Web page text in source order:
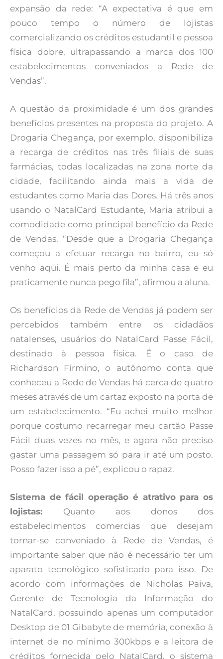
expansão da rede: “A expectativa é que em
pouco tempo o número de lojistas
comercializando os créditos estudantil e pessoa
física dobre, ultrapassando a marca dos 100
estabelecimentos conveniados a Rede de
Vendas”.
A questão da proximidade é um dos grandes
benefícios presentes na proposta do projeto. A
Drogaria Chegança, por exemplo, disponibiliza
a recarga de créditos nas três filiais de suas
farmácias, todas localizadas na zona norte da
cidade, facilitando ainda mais a vida de
estudantes como Maria das Dores. Há três anos
usando o NatalCard Estudante, Maria atribui a
comodidade como principal benefício da Rede
de Vendas. “Desde que a Drogaria Chegança
começou a efetuar recarga no bairro, eu só
venho aqui. É mais perto da minha casa e eu
praticamente nunca pego fila”, afirmou a aluna.
Os benefícios da Rede de Vendas já podem ser
percebidos também entre os cidadãos
natalenses, usuários do NatalCard Passe Fácil,
destinado à pessoa física. É o caso de
Richardson Firmino, o autônomo conta que
conheceu a Rede de Vendas há cerca de quatro
meses através de um cartaz exposto na porta de
um estabelecimento. “Eu achei muito melhor
porque costumo recarregar meu cartão Passe
Fácil duas vezes no mês, e agora não preciso
gastar uma passagem só para ir até um posto.
Posso fazer isso a pé”, explicou o rapaz.
Sistema de fácil operação é atrativo para os
lojistas: Quanto aos donos dos
estabelecimentos comercias que desejam
tornar-se conveniado à Rede de Vendas, é
importante saber que não é necessário ter um
aparato tecnológico sofisticado para isso. De
acordo com informações de Nicholas Paiva,
Gerente de Tecnologia da Informação do
NatalCard, possuindo apenas um computador
Desktop de 01 Gibabyte de memória, conexão à
internet de no mínimo 300kbps e a leitora de
créditos fornecida pelo NatalCard, o sistema